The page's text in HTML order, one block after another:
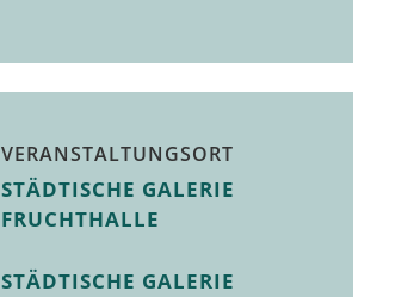
VERANSTALTUNGSORT
STÄDTISCHE GALERIE
FRUCHTHALLE
STÄDTISCHE GALERIE